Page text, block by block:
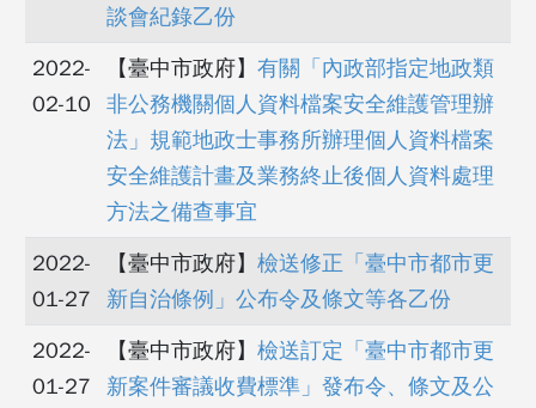
談會紀錄乙份
2022-
02-10
【臺中市政府】有關「內政部指定地政類
非公務機關個人資料檔案安全維護管理辦
法」規範地政士事務所辦理個人資料檔案
安全維護計畫及業務終止後個人資料處理
方法之備查事宜
2022-
01-27
【臺中市政府】檢送修正「臺中市都市更
新自治條例」公布令及條文等各乙份
2022-
01-27
【臺中市政府】檢送訂定「臺中市都市更
新案件審議收費標準」發布令、條文及公